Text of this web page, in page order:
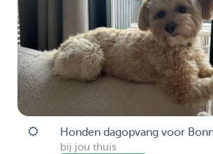
Honden dagopvang voor
bij jou thuis